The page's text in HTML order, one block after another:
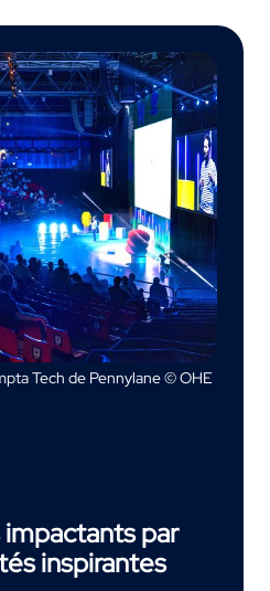
Tech de Pennylane © OHE
par
inspirantes